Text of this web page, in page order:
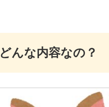
どんな内容なの？